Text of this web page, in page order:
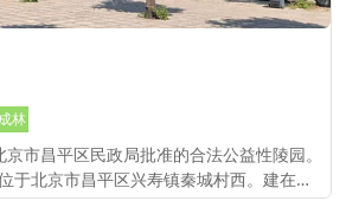
林
市昌平区民政局批准的合法公益性陵园。
于北京市昌平区兴寿镇秦城村西。建在昌